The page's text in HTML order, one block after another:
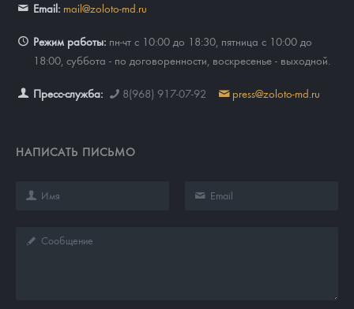
Email: mail@zoloto-md.ru
Режим работы: пн-чт с 10:00 до 18:30, пятница с 10:00 до
18:00, суббота - по договоренности, воскресенье - выходной.
Пресс-служба: 8(968) 917-07-92 press@zoloto-md.ru
НАПИСАТЬ ПИСЬМО